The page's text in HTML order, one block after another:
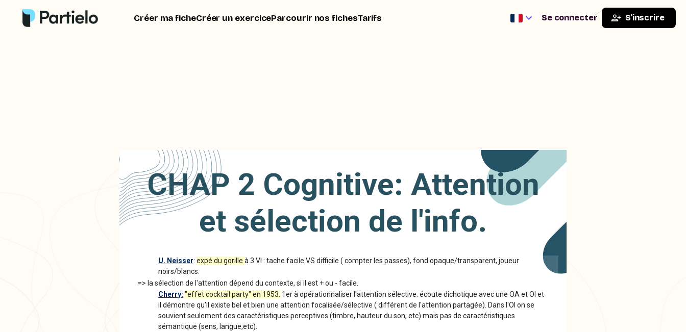
Créer ma ficheCréer un exerciceParcourir nos fichesTarifs Se connecter S'inscrire
CHAP 2 Cognitive: Attention
et sélection de l'info.
U. Neisser:expé du gorilleà 3 VI : tache facile VS difficile ( compter les passes), fond opaque/transparent, joueur
noirs/blancs.
=> la sélection de l'attention dépend du contexte, si il est + ou - facile.
Cherry: "effet cocktail party" en 1953. 1er à opérationnaliser l'attention sélective. écoute dichotique avec une OA et OI et
il démontre qu'il existe bel et bien une attention focalisée/sélective ( différent de l'attention partagée). Dans l'OI on se
souvient seulement des caractéristiques perceptives (timbre, hauteur du son, etc) mais pas de caractéristiques
sémantique (sens, langue,etc).